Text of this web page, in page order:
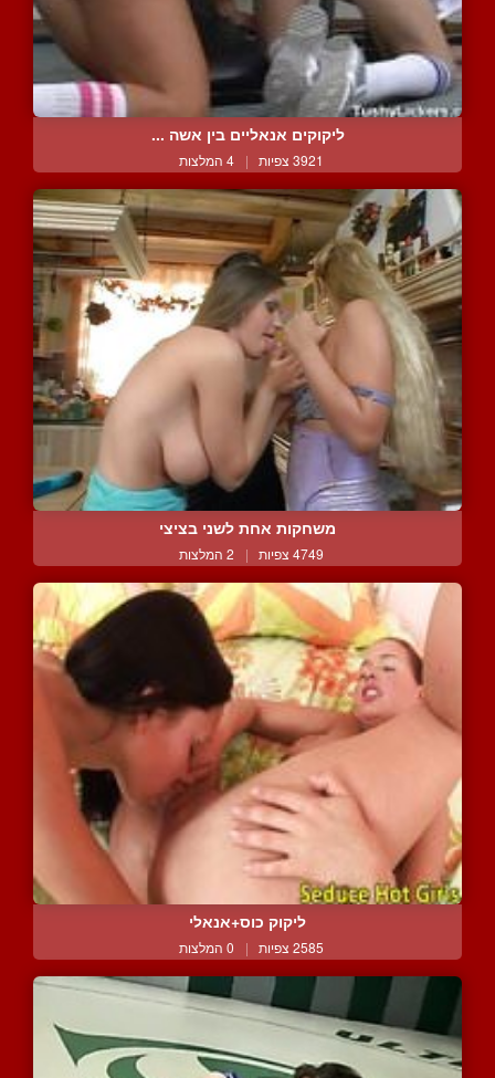
ליקוקים אנאליים בין אשה ...
3921 צפיות | 4 המלצות
משחקות אחת לשני בציצי
4749 צפיות | 2 המלצות
ליקוק כוס+אנאלי
2585 צפיות | 0 המלצות